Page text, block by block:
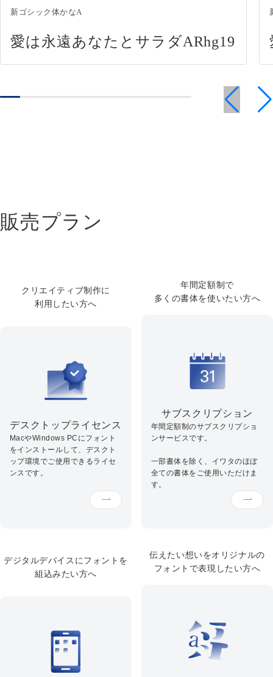
新ゴシック体かなA
愛は永遠あなたとサラダARhg19
販売プラン
クリエイティブ制作に
利用したい方へ
デスクトップライセンス
MacやWindows PCにフォント
をインストールして、デスクト
ップ環境でご使用できるライセ
ンスです。
年間定額制で
多くの書体を使いたい方へ
サブスクリプション
年間定額制のサブスクリプショ
ンサービスです。
一部書体を除く、イワタのほぼ
全ての書体をご使用いただけま
す。
デジタルデバイスにフォントを
組込みたい方へ
伝えたい想いをオリジナルの
フォントで表現したい方へ